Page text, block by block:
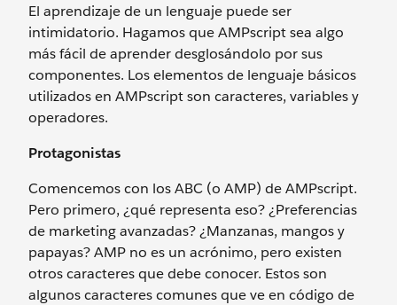
El aprendizaje de un lenguaje puede ser
intimidatorio. Hagamos que AMPscript sea algo
más fácil de aprender desglosándolo por sus
componentes. Los elementos de lenguaje básicos
utilizados en AMPscript son caracteres, variables y
operadores.
Protagonistas
Comencemos con los ABC (o AMP) de AMPscript.
Pero primero, ¿qué representa eso? ¿Preferencias
de marketing avanzadas? ¿Manzanas, mangos y
papayas? AMP no es un acrónimo, pero existen
otros caracteres que debe conocer. Estos son
algunos caracteres comunes que ve en código de